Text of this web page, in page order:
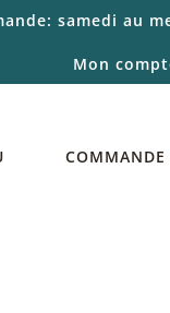
samedi au
Mon
COMMANDE